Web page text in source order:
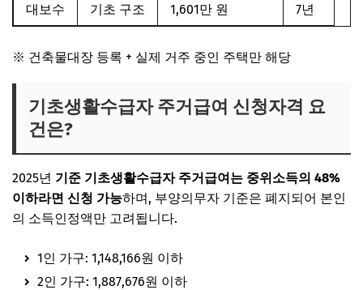
대보수 기초 구조 1,601만 원 7년
※ 건축물대장 등록 + 실제 거주 중인 주택만 해당
기초생활수급자 주거급여 신청자격 요
건은?
2025년 기준 기초생활수급자 주거급여는 중위소득의 48%
이하라면 신청 가능하며, 부양의무자 기준은 폐지되어 본인
의 소득인정액만 고려됩니다.
1인 가구: 1,148,166원 이하
2인 가구: 1,887,676원 이하